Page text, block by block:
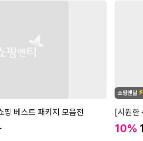
핑 베스트 패키지 모음전 [시원한
10%